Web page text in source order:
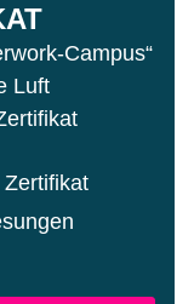
Campus“
Luft